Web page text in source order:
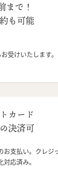
まで！
も可能
受けいたします。
カード
決済可
お支払い。クレジ
対応済み。